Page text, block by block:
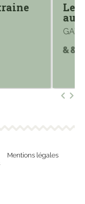
Les
GAY-
Mentions légales